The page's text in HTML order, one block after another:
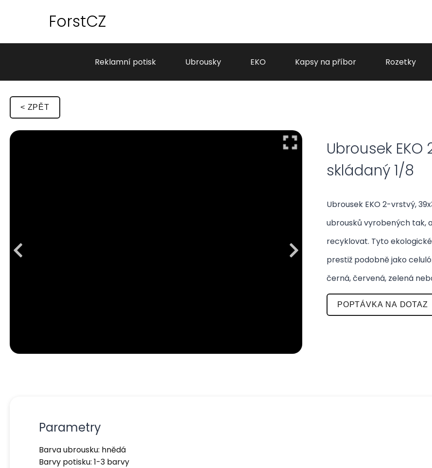
ForstCZ
Reklamní potisk Ubrousky EKO Kapsy na příbor Rozetky
< ZPĚT
Ubrousek
skládaný 1/8
Ubrousek EKO 2-vrstvý,
ubrousků vyrobených tak,
recyklovat. Tyto
prestiž podobně jako
černá, červená, zelená
POPTÁVKA NA DOTAZ
Parametry
Barva ubrousku: hnědá
Barvy potisku: 1-3 barvy